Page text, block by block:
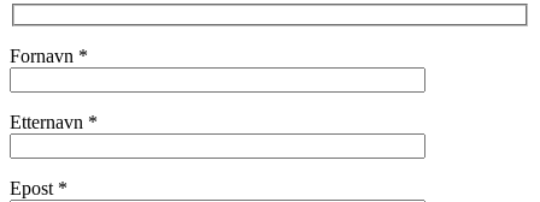
Fornavn *
Etternavn *
Epost *